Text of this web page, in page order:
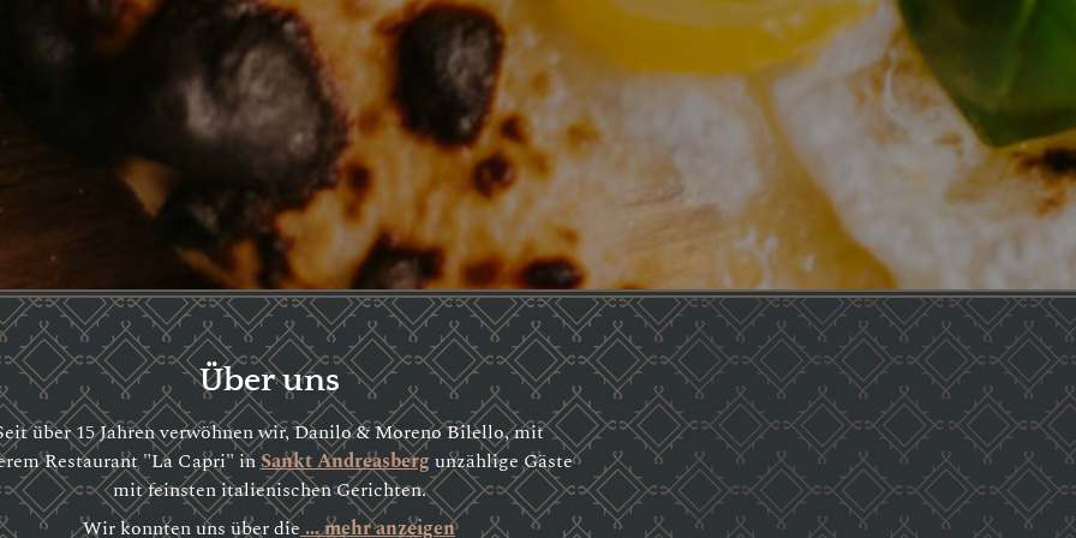
Über uns
über 15 Jahren verwöhnen wir, Danilo & Moreno Bilello, mit
Restaurant "La Capri" inSankt Andreasbergunzählige Gäste
mit feinsten italienischen Gerichten.
Wir konnten uns über die … mehr anzeigen